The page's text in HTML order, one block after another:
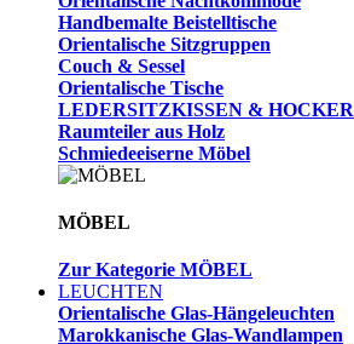
Handbemalte Beistelltische
Orientalische Sitzgruppen
Couch & Sessel
Orientalische Tische
LEDERSITZKISSEN & HOCKER
Raumteiler aus Holz
Schmiedeeiserne Möbel
MÖBEL
Zur Kategorie MÖBEL
LEUCHTEN
Orientalische Glas-Hängeleuchten
Marokkanische Glas-Wandlampen